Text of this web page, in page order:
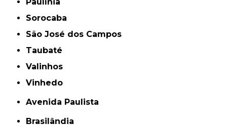
Sorocaba
São José dos Campos
Taubaté
Valinhos
Vinhedo
Avenida Paulista
Brasilândia